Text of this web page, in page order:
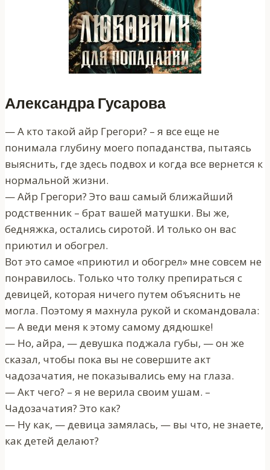
Александра Гусарова
— А кто такой айр Грегори? – я все еще не
понимала глубину моего попаданства, пытаясь
выяснить, где здесь подвох и когда все вернется к
нормальной жизни.
— Айр Грегори? Это ваш самый ближайший
родственник – брат вашей матушки. Вы же,
бедняжка, остались сиротой. И только он вас
приютил и обогрел.
Вот это самое «приютил и обогрел» мне совсем не
понравилось. Только что толку препираться с
девицей, которая ничего путем объяснить не
могла. Поэтому я махнула рукой и скомандовала:
— А веди меня к этому самому дядюшке!
— Но, айра, — девушка поджала губы, — он же
сказал, чтобы пока вы не совершите акт
чадозачатия, не показывались ему на глаза.
— Акт чего? – я не верила своим ушам. –
Чадозачатия? Это как?
— Ну как, — девица замялась, — вы что, не знаете,
как детей делают?